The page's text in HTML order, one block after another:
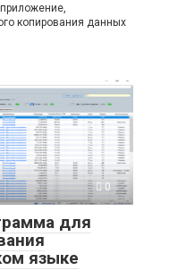
копирования данных
0
для
языке